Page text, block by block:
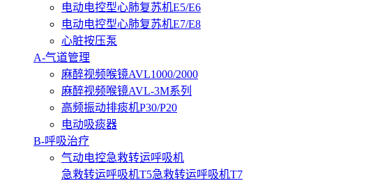
电动电控型心肺复苏机E5/E6
电动电控型心肺复苏机E7/E8
心脏按压泵
A-气道管理
麻醉视频喉镜AVL1000/2000
麻醉视频喉镜AVL-3M系列
高频振动排痰机P30/P20
电动吸痰器
B-呼吸治疗
气动电控急救转运呼吸机
急救转运呼吸机T5急救转运呼吸机T7